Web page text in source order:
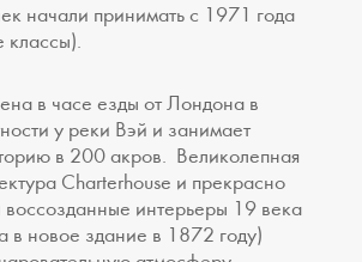
начали принимать с 1971 года
классы).
в часе езды от Лондона в
у реки Вэй и занимает
в 200 акров. Великолепная
Charterhouse и прекрасно
интерьеры 19 века
в новое здание в 1872 году)